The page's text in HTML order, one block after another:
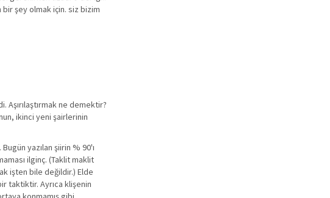
şey olmak için. siz bizim
Aşırılaştırmak ne demektir?
ikinci yeni şairlerinin
yazılan şiirin % 90'ı
ilginç. (Taklit maklit
işten bile değildir.) Elde
taktiktir. Ayrıca klişenin